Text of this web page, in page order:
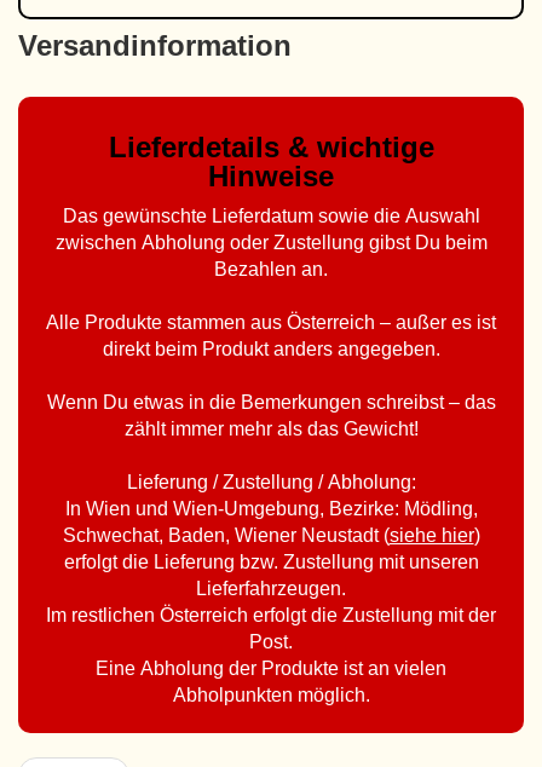
Versandinformation
Lieferdetails & wichtige
Hinweise
Das gewünschte Lieferdatum sowie die Auswahl
zwischen Abholung oder Zustellung gibst Du beim
Bezahlen an.
Alle Produkte stammen aus Österreich – außer es ist
direkt beim Produkt anders angegeben.
Wenn Du etwas in die Bemerkungen schreibst – das
zählt immer mehr als das Gewicht!
Lieferung / Zustellung / Abholung:
In Wien und Wien-Umgebung, Bezirke: Mödling,
Schwechat, Baden, Wiener Neustadt (siehe hier)
erfolgt die Lieferung bzw. Zustellung mit unseren
Lieferfahrzeugen.
Im restlichen Österreich erfolgt die Zustellung mit der
Post.
Eine Abholung der Produkte ist an vielen
Abholpunkten möglich.